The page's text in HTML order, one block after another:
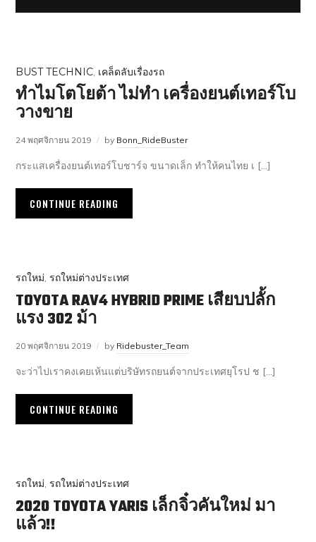
BUST TECHNIC, เคล็ดลับเรื่องรถ
ทำไมโตโยต้า ไม่ทำ เครื่องยนต์เทอร์โบ
วางขาย
24 พฤศจิกายน 2019 by Bonn_RideBuster
กระแสเครื่องยนต์เทอร์โบชาร์จ ขนาดเล็ก ทำให้คนไทย เ […]
CONTINUE READING
รถใหม่,รถใหม่ต่างประเทศ
TOYOTA RAV4 HYBRID PRIME เสียบปลั้ก
แรง 302 ม้า
20 พฤศจิกายน 2019 by Ridebuster_Team
จะว่าไปเราคงเคยเห้นแต่บริษัทรถยนต์จากประเทศยุโรป ช […]
CONTINUE READING
รถใหม่,รถใหม่ต่างประเทศ
2020 TOYOTA YARIS เล็กจิ๋วคันใหม่ มา
แล้ว!!